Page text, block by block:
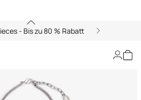
- Bis zu 80 % Rabatt